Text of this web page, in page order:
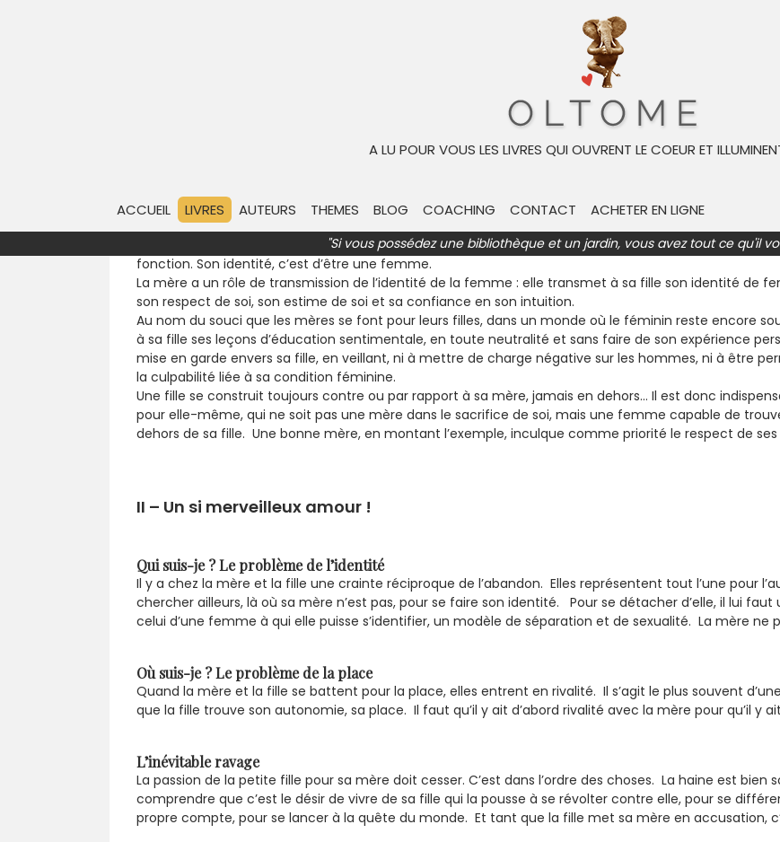
A LU POUR VOUS LES LIVRES QUI OUVRENT LE COEUR ET
ACCUEIL LIVRES AUTEURS THEMES BLOG COACHING CONTACT ACHETER EN LIGNE
"Si vous possédez une bibliothèque et un jardin, vous avez tout ce qu'il
Biographie de l'auteur
I – L’introuvable bonne mère…
Qu’est-ce qu’une bonne mère ? Qu’est-ce qu’une mère de fille ?
Une bonne mère, n’est ni trop ni pas assez… Elle escorte sa fille sur le chemin de la vie.
La mère a un rôle de transmission de l’identité de mère : elle transmet un modèle de maternité. Mais
fonction. Son identité, c’est d’être une femme.
La mère a un rôle de transmission de l’identité de la femme : elle transmet à sa fille son identité de
son respect de soi, son estime de soi et sa confiance en son intuition.
Au nom du souci que les mères se font pour leurs filles, dans un monde où le féminin reste encore
à sa fille ses leçons d’éducation sentimentale, en toute neutralité et sans faire de son expérience
mise en garde envers sa fille, en veillant, ni à mettre de charge négative sur les hommes, ni à être
la culpabilité liée à sa condition féminine.
Une fille se construit toujours contre ou par rapport à sa mère, jamais en dehors… Il est donc
pour elle-même, qui ne soit pas une mère dans le sacrifice de soi, mais une femme capable de
dehors de sa fille. Une bonne mère, en montant l’exemple, inculque comme priorité le respect de
II – Un si merveilleux amour !
Qui suis-je ? Le problème de l’identité
Il y a chez la mère et la fille une crainte réciproque de l’abandon. Elles représentent tout l’une pour
chercher ailleurs, là où sa mère n’est pas, pour se faire son identité. Pour se détacher d’elle, il lui
celui d’une femme à qui elle puisse s’identifier, un modèle de séparation et de sexualité. La mère
Où suis-je ? Le problème de la place
Quand la mère et la fille se battent pour la place, elles entrent en rivalité. Il s’agit le plus souvent
que la fille trouve son autonomie, sa place. Il faut qu’il y ait d’abord rivalité avec la mère pour qu’il y
L’inévitable ravage
La passion de la petite fille pour sa mère doit cesser. C’est dans l’ordre des choses. La haine est bien
comprendre que c’est le désir de vivre de sa fille qui la pousse à se révolter contre elle, pour se
propre compte, pour se lancer à la quête du monde. Et tant que la fille met sa mère en accusation,